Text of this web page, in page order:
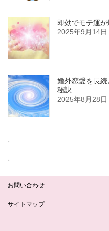
即効でモテ運
2025年9月14日
婚外恋愛を長
秘訣
2025年8月28日
検
お問い合わせ
サイトマップ